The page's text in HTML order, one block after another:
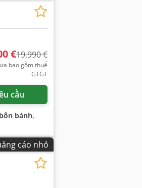
€19.990 €
bao gồm thuế
GTGT
cầu
bánh,
cáo nhỏ